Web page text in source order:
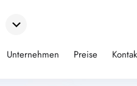
Unternehmen Preise